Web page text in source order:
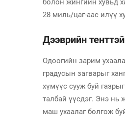
болон жингийн хувьд
28 миль/цаг-аас илүү
Дээврийн
Одоогийн зарим
градусын загварыг
хүмүүс сууж буй
талбай үүсдэг. Энэ нь
маш ухаалаг болгож